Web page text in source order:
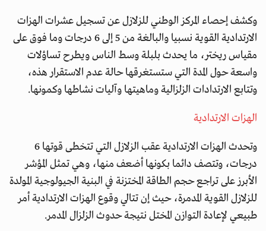
وكشف إحصاء المركز الوطني للزلازل عن تسجيل عشرات الهزات
الارتدادية القوية نسبيا والبالغة من 5 إلى 6 درجات وما فوق على
مقياس ريختر، ما يحدث بلبلة وسط الناس ويطرح تساؤلات
واسعة حول المدة التي ستستغرقها حالة عدم الاستقرار هذه،
وتتابع الارتدادات الزلزالية وماهيتها وآليات نشاطها وكمونها.
الهزات الارتدادية
وتحدث الهزات الارتدادية عقب الزلازل التي تتخطى قوتها 6
درجات، وتتصف دائما بكونها أضعف منها، وهي تمثل المؤشر
الأبرز على تراجع حجم الطاقة المختزنة في البنية الجيولوجية المولدة
للزلازل القوية المدمرة، حيث إن تتالي وقوع الهزات الارتدادية أمر
طبيعي لإعادة التوازن المختل نتيجة حدوث الزلزال المدمر.